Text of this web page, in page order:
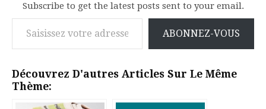
Subscribe to get the latest posts sent to your email.
Saisissez votre adresse e-mail…
ABONNEZ-VOUS
Découvrez D'autres Articles Sur Le Même
Thème: